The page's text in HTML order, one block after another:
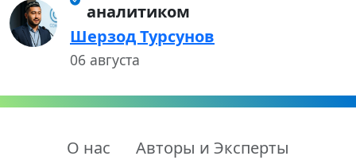
аналитиком
Шерзод Турсунов
06 августа
О нас
Авторы и Эксперты